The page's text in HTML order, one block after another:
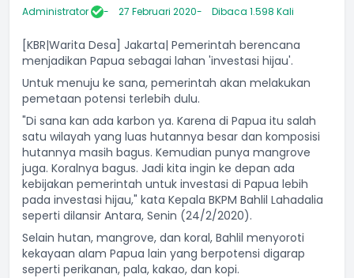
Administrator 27 Februari 2020 Dibaca 1.598 Kali
[KBR|Warita Desa] Jakarta| Pemerintah berencana
menjadikan Papua sebagai lahan 'investasi hijau'.
Untuk menuju ke sana, pemerintah akan melakukan
pemetaan potensi terlebih dulu.
"Di sana kan ada karbon ya. Karena di Papua itu salah
satu wilayah yang luas hutannya besar dan komposisi
hutannya masih bagus. Kemudian punya mangrove
juga. Koralnya bagus. Jadi kita ingin ke depan ada
kebijakan pemerintah untuk investasi di Papua lebih
pada investasi hijau," kata Kepala BKPM Bahlil Lahadalia
seperti dilansir Antara, Senin (24/2/2020).
Selain hutan, mangrove, dan koral, Bahlil menyoroti
kekayaan alam Papua lain yang berpotensi digarap
seperti perikanan, pala, kakao, dan kopi.